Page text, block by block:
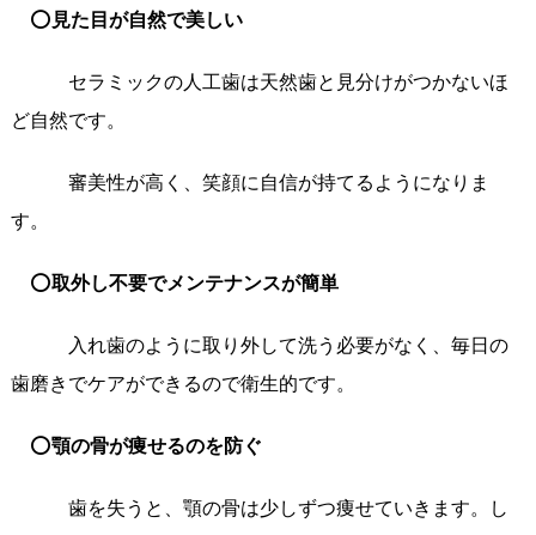
⭕ 見た目が自然で美しい
セラミックの人工歯は天然歯と見分けがつかないほ
ど自然です。
審美性が高く、笑顔に自信が持てるようになりま
す。
⭕取外し不要でメンテナンスが簡単
入れ歯のように取り外して洗う必要がなく、毎日の
歯磨きでケアができるので衛生的です。
⭕顎の骨が痩せるのを防ぐ
歯を失うと、顎の骨は少しずつ痩せていきます。し